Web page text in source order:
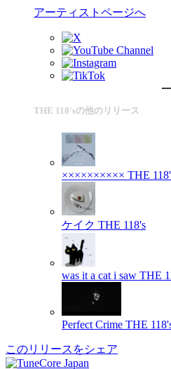
アーティストページへ
THE 118'sの他のリリース
×××××××××× THE
ケイク THE 118's
was it a cat i saw THE
Perfect Crime THE
このリリースをシェア